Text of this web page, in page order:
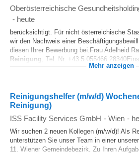
Oberösterreichische
- heute
berücksichtigt. Für nicht österreichische
wir den Nachweis einer
diesen Ihrer Bewerbung bei.Frau Adelheid
Reinigung , Tel. Nr. +43 5 055466
Mehr anzeigen
Reinigungshelfer (m/w/d)
Reinigung)
ISS Facility Services GmbH - Wien -
Wir suchen 2 neuen Kollegen (m/w/d)! Als
unterstützen Sie unser Team in einer
11. Wiener Gemeindebezirk. Zu Ihren